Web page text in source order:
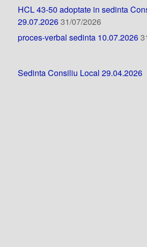
HCL 43-50 adoptate in sedinta
29.07.202631/07/2026
proces-verbal sedinta 10.07.2026
Sedinta Consiliu Local 29.04.2026